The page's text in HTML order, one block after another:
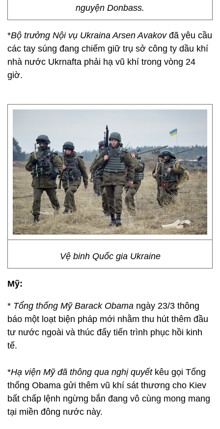
nguyện Donbass.
*Bộ trưởng Nội vụ Ukraina Arsen Avakovđã yêu cầu
các tay súng đang chiếm giữ trụ sở công ty dầu khí
nhà nước Ukrnafta phải hạ vũ khí trong vòng 24
giờ.
Vệ binh Quốc gia Ukraine
Mỹ:
* Tổng thống Mỹ Barack Obama ngày 23/3 thông
báo một loạt biện pháp mới nhằm thu hút thêm đầu
tư nước ngoài và thúc đẩy tiến trình phục hồi kinh
tế.
*Hạ viện Mỹ đã thông qua nghị quyếtkêu gọi Tổng
thống Obama gửi thêm vũ khí sát thương cho Kiev
bất chấp lệnh ngừng bắn đang vô cùng mong mang
tại miền đông nước này.